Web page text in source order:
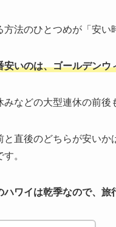
法のひとつめが「安い
安いのは、ゴールデンウ
などの大型連休の前後
直後のどちらが安い
。
ワイは乾季なので、旅